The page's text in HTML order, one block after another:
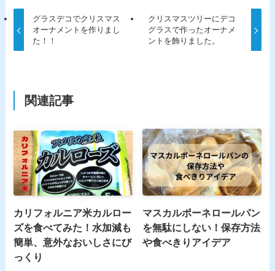
グラスデコでクリスマス
オーナメントを作りまし
た！！
クリスマスツリーにデコ
グラスで作ったオーナメ
ントを飾りました。
関連記事
カリフォルニア米カルロー
ズを食べてみた！水加減も
簡単、意外なおいしさにび
っくり
マスカルポーネロールパン
を無駄にしない！保存方法
や食べきりアイデア